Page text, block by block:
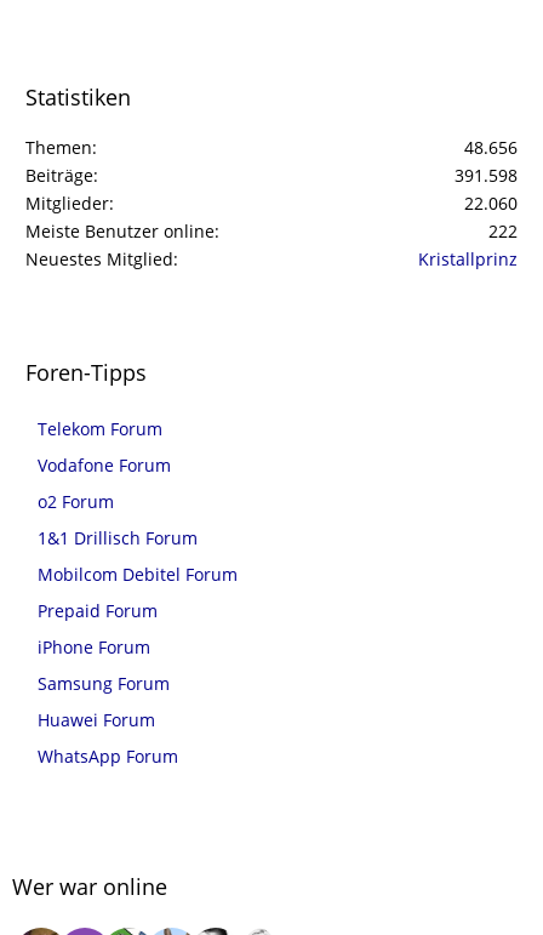
Statistiken
Themen
48.656
Beiträge
391.598
Mitglieder
22.060
Meiste Benutzer online
222
Neuestes Mitglied
Kristallprinz
Foren-Tipps
Telekom Forum
Vodafone Forum
o2 Forum
1&1 Drillisch Forum
Mobilcom Debitel Forum
Prepaid Forum
iPhone Forum
Samsung Forum
Huawei Forum
WhatsApp Forum
Wer war online